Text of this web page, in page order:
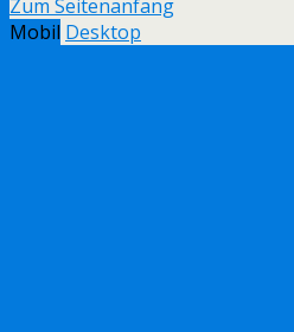
Zum Seitenanfang
Mobil Desktop